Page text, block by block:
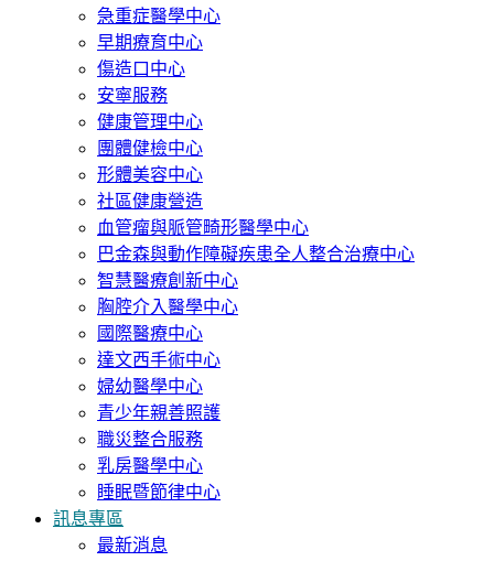
急重症醫學中心
早期療育中心
傷造口中心
安寧服務
健康管理中心
團體健檢中心
形體美容中心
社區健康營造
血管瘤與脈管畸形醫學中心
巴金森與動作障礙疾患全人整合治療中心
智慧醫療創新中心
胸腔介入醫學中心
國際醫療中心
達文西手術中心
婦幼醫學中心
青少年親善照護
職災整合服務
乳房醫學中心
睡眠暨節律中心
訊息專區
最新消息